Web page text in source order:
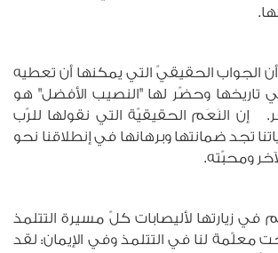
الجواب الحقيقيّ التي يمكنها أن تعطيه
تاريخها وحضّر لها "النصيب الأفضل" هو
إن النَعَم الحقيقيّة التي نقولها للرّب
تجد ضمانتها وبرهانها في إنطلاقنا نحو
ومحبّته.
زيارتها لأليصابات كلّ مسيرة التتلمذ
معلّمة لنا في التتلمذ وفي الإيمان: لقد